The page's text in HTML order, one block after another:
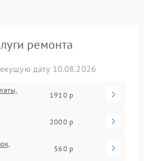
ремонта
дату 10.08.2026
1910 р
2000 р
560 р